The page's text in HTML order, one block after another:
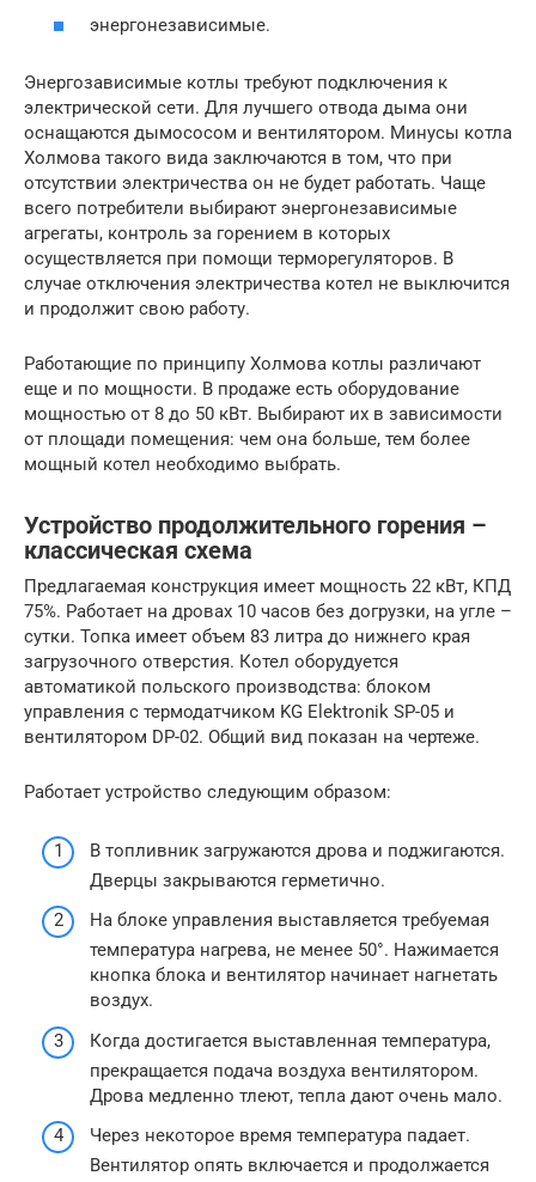
энергонезависимые.
Энергозависимые котлы требуют подключения к
электрической сети. Для лучшего отвода дыма они
оснащаются дымососом и вентилятором. Минусы котла
Холмова такого вида заключаются в том, что при
отсутствии электричества он не будет работать. Чаще
всего потребители выбирают энергонезависимые
агрегаты, контроль за горением в которых
осуществляется при помощи терморегуляторов. В
случае отключения электричества котел не выключится
и продолжит свою работу.
Работающие по принципу Холмова котлы различают
еще и по мощности. В продаже есть оборудование
мощностью от 8 до 50 кВт. Выбирают их в зависимости
от площади помещения: чем она больше, тем более
мощный котел необходимо выбрать.
Устройство продолжительного горения –
классическая схема
Предлагаемая конструкция имеет мощность 22 кВт, КПД
75%. Работает на дровах 10 часов без догрузки, на угле –
сутки. Топка имеет объем 83 литра до нижнего края
загрузочного отверстия. Котел оборудуется
автоматикой польского производства: блоком
управления с термодатчиком KG Elektronik SP-05 и
вентилятором DP-02. Общий вид показан на чертеже.
Работает устройство следующим образом:
В топливник загружаются дрова и поджигаются.
Дверцы закрываются герметично.
На блоке управления выставляется требуемая
температура нагрева, не менее 50°. Нажимается
кнопка блока и вентилятор начинает нагнетать
воздух.
Когда достигается выставленная температура,
прекращается подача воздуха вентилятором.
Дрова медленно тлеют, тепла дают очень мало.
Через некоторое время температура падает.
Вентилятор опять включается и продолжается